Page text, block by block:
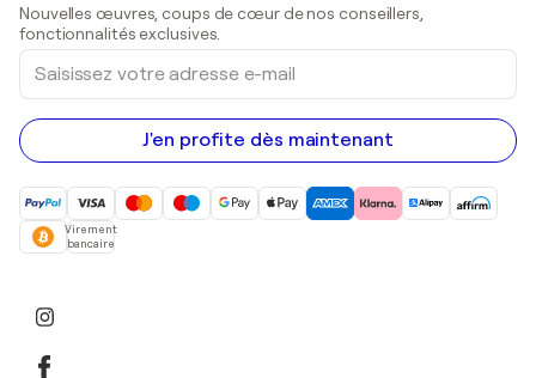
Peintures acryliques
Nouvelles œuvres, coups de cœur de nos conseillers,
fonctionnalités exclusives.
Saisissez
votre
adresse
e-
mail
J'en profite dès maintenant
Virement
bancaire